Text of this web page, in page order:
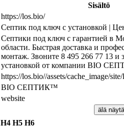
Sisältö
https://los.bio/
Септик под ключ с установкой |
Септики под ключ с гарантией в
области. Быстрая доставка и
монтаж. Звоните 8 495 266 77 13 и
установкой от компании BIO
https://los.bio//assets/cache_image/
BIO СЕПТИК™
website
älä näytä
H4 H5 H6